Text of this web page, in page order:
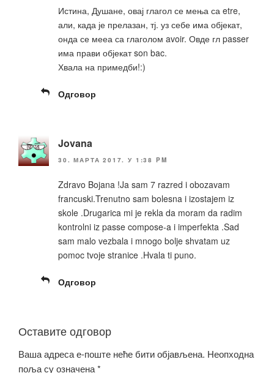
Истина, Душане, овај глагол се мења са etre,
али, када је прелазан, тј. уз себе има објекат,
онда се мееа са глаголом avoir. Овде гл passer
има прави објекат son bac.
Хвала на примедби!:)
Одговор
Jovana
30. МАРТА 2017. У 1:38 PM
Zdravo Bojana !Ja sam 7 razred i obozavam
francuski.Trenutno sam bolesna i izostajem iz
skole .Drugarica mi je rekla da moram da radim
kontrolni iz passe compose-a i imperfekta .Sad
sam malo vezbala i mnogo bolje shvatam uz
pomoc tvoje stranice .Hvala ti puno.
Одговор
Оставите одговор
Ваша адреса е-поште неће бити објављена. Неопходна
поља су означена*